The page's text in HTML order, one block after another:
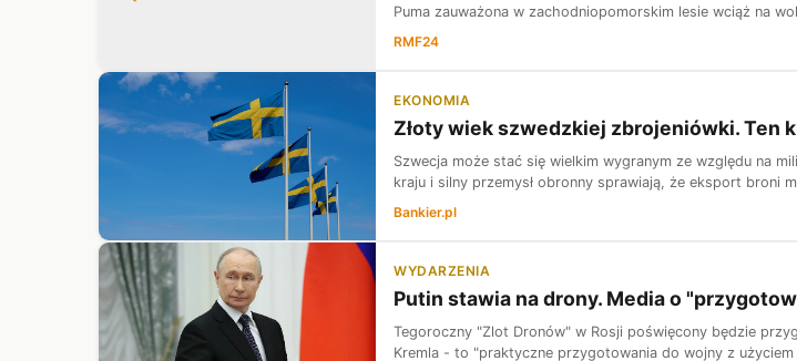
Puma zauważona w zachodniopomorskim lesie wciąż na
RMF24
EKONOMIA
Złoty wiek szwedzkiej zbrojeniówki. Ten
Szwecja może stać się wielkim wygranym ze względu na
kraju i silny przemysł obronny sprawiają, że eksport broni
Bankier.pl
WYDARZENIA
Putin stawia na drony. Media o
Tegoroczny "Zlot Dronów" w Rosji poświęcony będzie
Kremla - to "praktyczne przygotowania do wojny z